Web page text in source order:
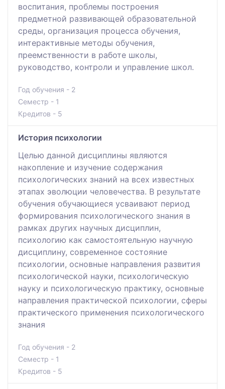
воспитания, проблемы построения
предметной развивающей образовательной
среды, организация процесса обучения,
интерактивные методы обучения,
преемственности в работе школы,
руководство, контроли и управление школ.
Год обучения - 2
Семестр - 1
Кредитов - 5
История психологии
Целью данной дисциплины являются
накопление и изучение содержания
психологических знаний на всех известных
этапах эволюции человечества. В результате
обучения обучающиеся усваивают период
формирования психологического знания в
рамках других научных дисциплин,
психологию как самостоятельную научную
дисциплину, современное состояние
психологии, основные направления развития
психологической науки, психологическую
науку и психологическую практику, основные
направления практической психологии, сферы
практического применения психологического
знания
Год обучения - 2
Семестр - 1
Кредитов - 5